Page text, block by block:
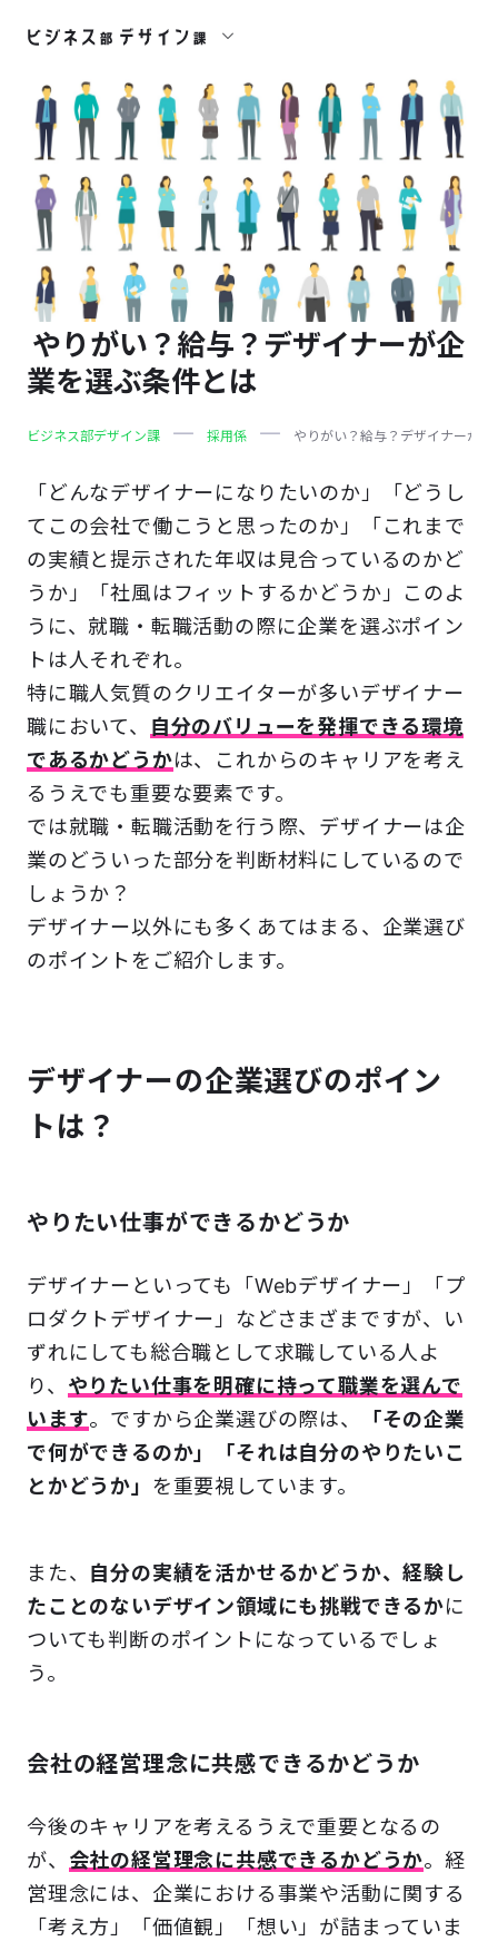
やりがい？給与？デザイナーが企
業を選ぶ条件とは
ビジネス部デザイン課 採用係 やりがい？給与？デザイナーが
「どんなデザイナーになりたいのか」「どうし
てこの会社で働こうと思ったのか」「これまで
の実績と提示された年収は見合っているのかど
うか」「社風はフィットするかどうか」このよ
うに、就職・転職活動の際に企業を選ぶポイン
トは人それぞれ。
特に職人気質のクリエイターが多いデザイナー
職において、
自分のバリューを発揮できる環境
であるかどうかは、これからのキャリアを考え
るうえでも重要な要素です。
では就職・転職活動を行う際、デザイナーは企
業のどういった部分を判断材料にしているので
しょうか？
デザイナー以外にも多くあてはまる、企業選び
のポイントをご紹介します。
デザイナーの企業選びのポイン
トは？
やりたい仕事ができるかどうか
デザイナーといっても「Webデザイナー」「プ
ロダクトデザイナー」などさまざまですが、い
ずれにしても総合職として求職している人よ
り、 やりたい仕事を明確に持って職業を選んで
います。ですから企業選びの際は、
「その企業
で何ができるのか」
「それは自分のやりたいこ
とかどうか」 を重要視しています。
また、 自分の実績を活かせるかどうか、経験し
たことのないデザイン領域にも挑戦できるかに
ついても判断のポイントになっているでしょ
う。
会社の経営理念に共感できるかどうか
今後のキャリアを考えるうえで重要となるの
が、 会社の経営理念に共感できるかどうか。経
営理念には、企業における事業や活動に関する
「考え方」「価値観」「想い」が詰まっていま